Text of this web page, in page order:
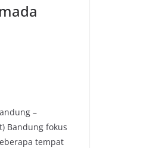
–
Bandung fokus
tempat